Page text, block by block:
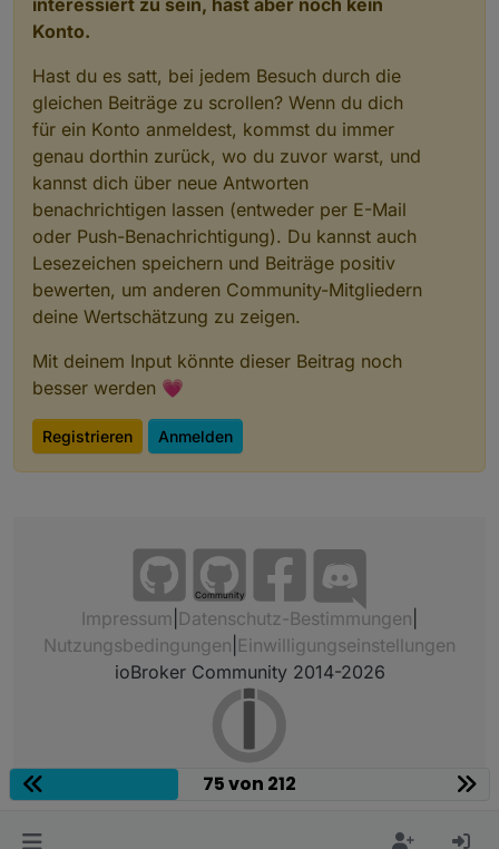
interessiert zu sein, hast aber noch kein
Konto.
Hast du es satt, bei jedem Besuch durch die
gleichen Beiträge zu scrollen? Wenn du dich
für ein Konto anmeldest, kommst du immer
genau dorthin zurück, wo du zuvor warst, und
kannst dich über neue Antworten
benachrichtigen lassen (entweder per E-Mail
oder Push-Benachrichtigung). Du kannst auch
Lesezeichen speichern und Beiträge positiv
bewerten, um anderen Community-Mitgliedern
deine Wertschätzung zu zeigen.
Mit deinem Input könnte dieser Beitrag noch
besser werden 💗
Registrieren Anmelden
Community
Impressum Datenschutz-Bestimmungen
Nutzungsbedingungen Einwilligungseinstellungen
ioBroker Community 2014-2026
75 von 212